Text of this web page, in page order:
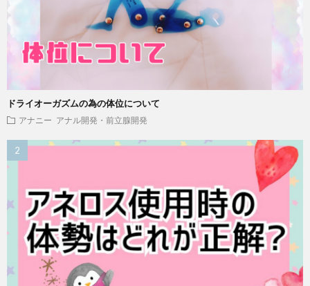
ドライオーガズムの為の体位について
アナニー アナル開発・前立腺開発